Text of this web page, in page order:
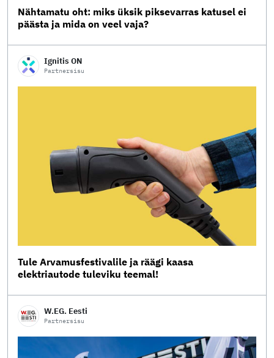
Nähtamatu oht: miks üksik piksevarras katusel ei
päästa ja mida on veel vaja?
Ignitis ON
Partnersisu
Tule Arvamusfestivalile ja räägi kaasa
elektriautode tuleviku teemal!
W.EG. Eesti
Partnersisu